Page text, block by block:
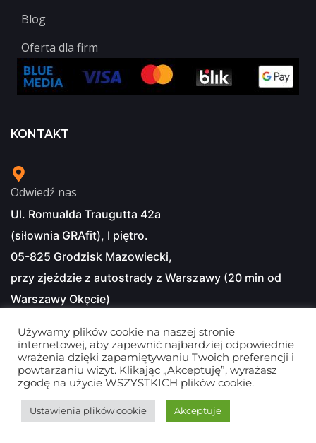
Blog
Oferta dla firm
KONTAKT
Odwiedź nas
Ul. Romualda Traugutta 42a
(siłownia GRAfit), I piętro.
05-825 Grodzisk Mazowiecki,
przy zjeździe z autostrady z Warszawy (20 min od
Warszawy Okęcie)
Odwiedź nas
Al. E. Marylskiego 68, 05-825 Książenice
Masz pytania?
Używamy plików cookie na naszej stronie
internetowej, aby zapewnić najbardziej odpowiednie
wrażenia dzięki zapamiętywaniu Twoich preferencji i
powtarzaniu wizyt. Klikając „Akceptuję”, wyrażasz
zgodę na użycie WSZYSTKICH plików cookie.
Ustawienia plików cookie Akceptuje